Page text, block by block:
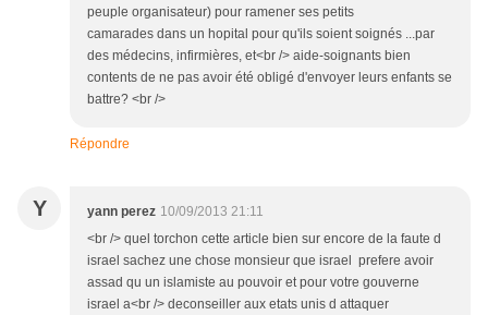
peuple organisateur) pour ramener ses petits
camarades dans un hopital pour qu'ils soient soignés ...par
des médecins, infirmières, et<br /> aide-soignants bien
contents de ne pas avoir été obligé d'envoyer leurs enfants se
battre? <br />
Répondre
Y yann perez 10/09/2013 21:11
<br /> quel torchon cette article bien sur encore de la faute d
israel sachez une chose monsieur que israel prefere avoir
assad qu un islamiste au pouvoir et pour votre gouverne
israel a<br /> deconseiller aux etats unis d attaquer